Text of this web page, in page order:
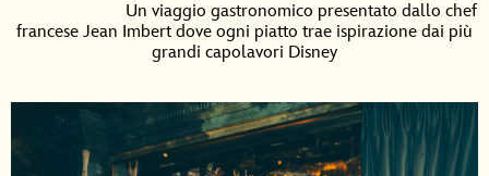
Un viaggio gastronomico presentato dallo chef
francese Jean Imbert dove ogni piatto trae ispirazione dai più
grandi capolavori Disney